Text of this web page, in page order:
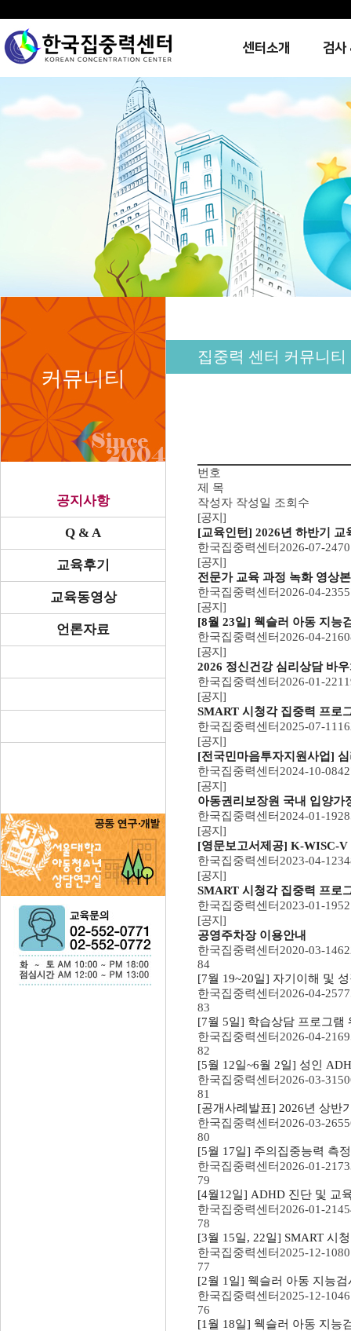
센터소개 검사
커뮤니티
공지사항
Q & A
교육후기
교육동영상
언론자료
집중력 센터 커뮤니티
번호
제 목
작성자 작성일 조회수
[공지]
[교육인턴] 2026년 하반기 교
한국집중력센터 2026-07-2470
[공지]
전문가 교육 과정 녹화 영상
한국집중력센터 2026-04-23
[공지]
[8월 23일] 웩슬러 아동 지능
한국집중력센터 2026-04-21
[공지]
2026 정신건강 심리상담 바
한국집중력센터 2026-01-22
[공지]
SMART 시청각 집중력 프로
한국집중력센터 2025-07-11
[공지]
[전국민마음투자지원사업]
한국집중력센터 2024-10-08
[공지]
아동권리보장원 국내 입양가
한국집중력센터 2024-01-19
[공지]
[영문보고서제공] K-WISC-V
한국집중력센터 2023-04-12
[공지]
SMART 시청각 집중력 프로
한국집중력센터 2023-01-19
[공지]
공영주차장 이용안내
한국집중력센터 2020-03-14
84
[7월 19~20일] 자기이해 및
한국집중력센터 2026-04-25
83
[7월 5일] 학습상담 프로그램
한국집중력센터 2026-04-21
82
[5월 12일~6월 2일] 성인
한국집중력센터 2026-03-31
81
[공개사례발표] 2026년 상반
한국집중력센터 2026-03-26
80
[5월 17일] 주의집중능력 측
한국집중력센터 2026-01-21
79
[4월12일] ADHD 진단 및 교
한국집중력센터 2026-01-21
78
[3월 15일, 22일] SMART 시
한국집중력센터 2025-12-10
77
[2월 1일] 웩슬러 아동 지능
한국집중력센터 2025-12-10
76
[1월 18일] 웩슬러 아동 지능